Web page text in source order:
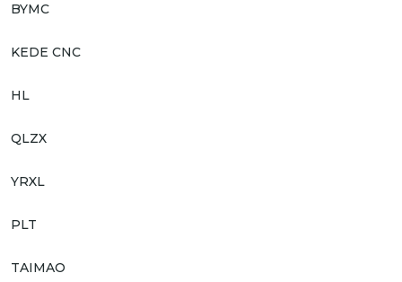
BYMC
KEDE CNC
HL
QLZX
YRXL
PLT
TAIMAO